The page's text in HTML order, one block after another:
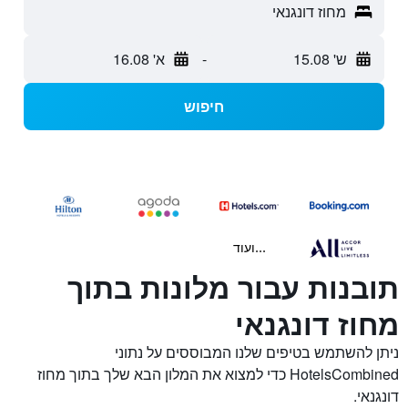
מחוז דונגנאי
ש' 15.08 - א' 16.08
חיפוש
...ועוד
תובנות עבור מלונות בתוך
מחוז דונגנאי
ניתן להשתמש בטיפים שלנו המבוססים על נתוני
HotelsCombined כדי למצוא את המלון הבא שלך בתוך מחוז
דונגנאי.